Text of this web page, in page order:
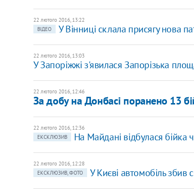
22 лютого 2016, 13:22
ВІДЕО
У Вінниці склала присягу нова
22 лютого 2016, 13:03
У Запоріжжі з'явилася Запорізька
22 лютого 2016, 12:46
За добу на Донбасі поранено 13
22 лютого 2016, 12:36
ЕКСКЛЮЗИВ
На Майдані відбулася
22 лютого 2016, 12:28
ЕКСКЛЮЗИВ, ФОТО
У Києві автомобіль збив